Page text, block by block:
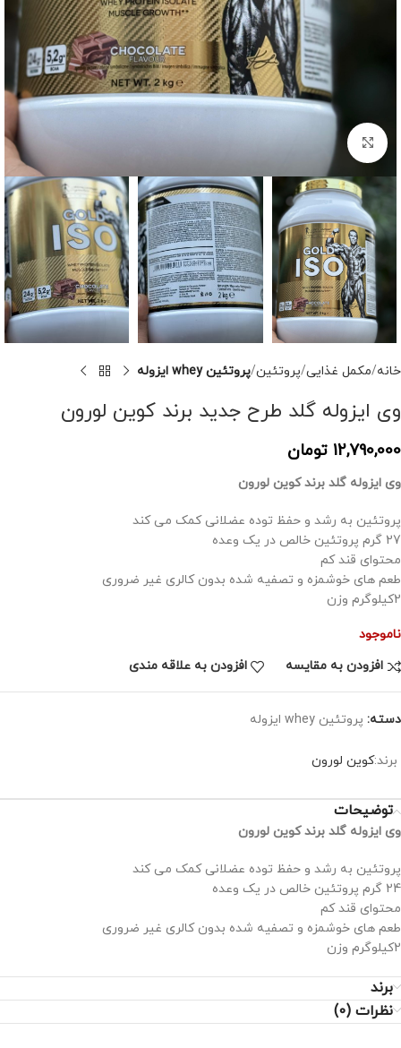
برای بزرگنمایی کلیک کنید
خانه مکمل غذایی پروتئین پروتئین whey ایزوله
وی ایزوله گلد طرح جدید برند کوین لورون
12,790,000 تومان
وی ایزوله گلد برند کوین لورون
پروتئین به رشد و حفظ توده عضلانی کمک می کند
27 گرم پروتئین خالص در یک وعده
محتوای قند کم
طعم های خوشمزه و تصفیه شده بدون کالری غیر ضروری
2کیلوگرم وزن
ناموجود
افزودن به مقایسه
افزودن به علاقه مندی
دسته: پروتئین whey ایزوله
برند:کوین لورون
توضیحات
وی ایزوله گلد برند کوین لورون
پروتئین به رشد و حفظ توده عضلانی کمک می کند
24 گرم پروتئین خالص در یک وعده
محتوای قند کم
طعم های خوشمزه و تصفیه شده بدون کالری غیر ضروری
2کیلوگرم وزن
برند
نظرات (0)